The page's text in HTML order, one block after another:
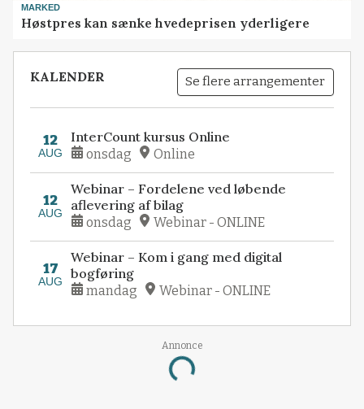
MARKED
Høstpres kan sænke hvedeprisen yderligere
KALENDER Se flere arrangementer
12
AUG
InterCount kursus Online
onsdag Online
12
AUG
Webinar – Fordelene ved løbende
aflevering af bilag
onsdag Webinar - ONLINE
17
AUG
Webinar – Kom i gang med digital
bogføring
mandag Webinar - ONLINE
Annonce
Loading...